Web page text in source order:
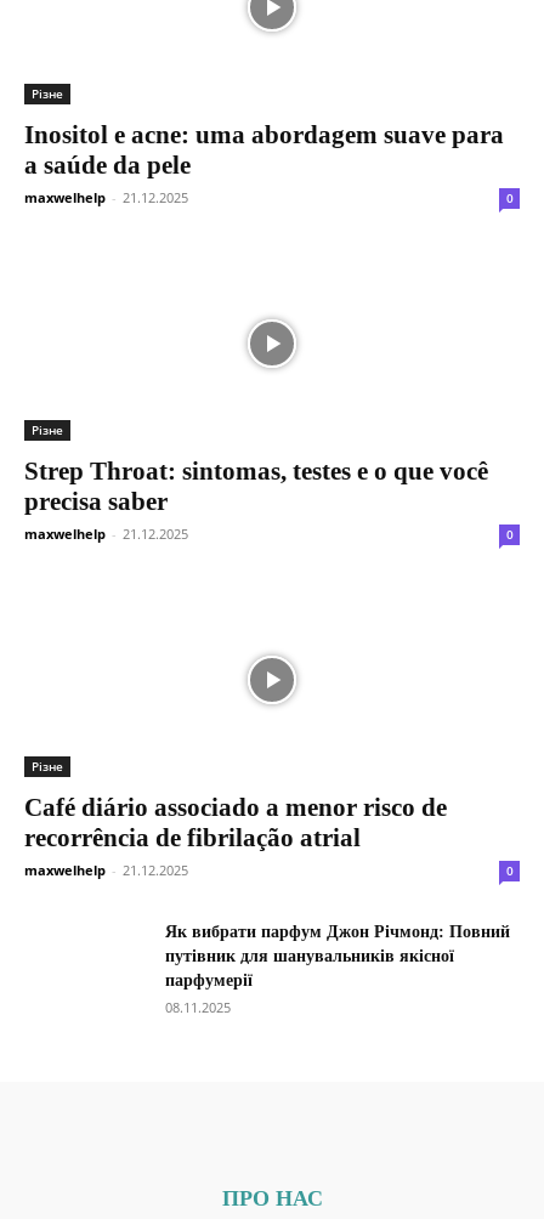
Різне
Inositol e acne: uma abordagem suave para
a saúde da pele
maxwelhelp - 21.12.2025 0
Різне
Strep Throat: sintomas, testes e o que você
precisa saber
maxwelhelp - 21.12.2025 0
Різне
Café diário associado a menor risco de
recorrência de fibrilação atrial
maxwelhelp - 21.12.2025 0
Як вибрати парфум Джон Річмонд: Повний
путівник для шанувальників якісної
парфумерії
08.11.2025
ПРО НАС